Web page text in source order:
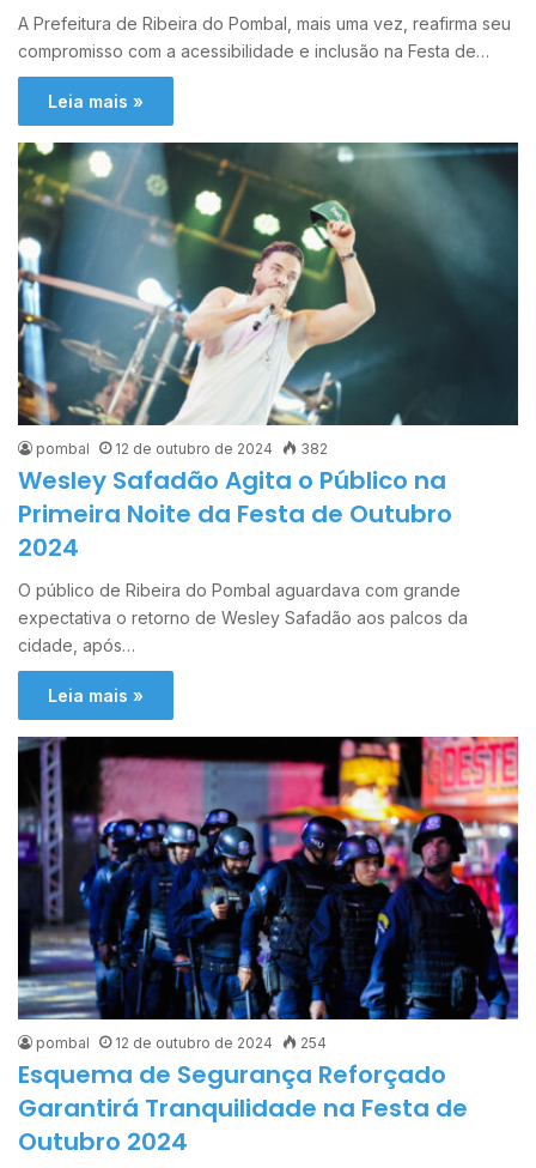
A Prefeitura de Ribeira do Pombal, mais uma vez, reafirma seu
compromisso com a acessibilidade e inclusão na Festa de…
Leia mais »
pombal 12 de outubro de 2024 382
Wesley Safadão Agita o Público na
Primeira Noite da Festa de Outubro
2024
O público de Ribeira do Pombal aguardava com grande
expectativa o retorno de Wesley Safadão aos palcos da
cidade, após…
Leia mais »
pombal 12 de outubro de 2024 254
Esquema de Segurança Reforçado
Garantirá Tranquilidade na Festa de
Outubro 2024